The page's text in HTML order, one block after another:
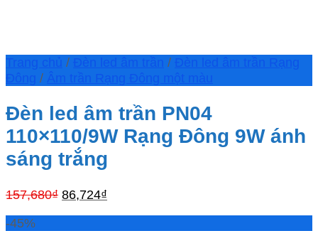
Trang chủ / Đèn led âm trần / Đèn led âm trần Rạng
Đông / Âm trần Rạng Đông một màu
Đèn led âm trần PN04
110×110/9W Rạng Đông 9W ánh
sáng trắng
157,680₫ Giá
86,724₫
-45%